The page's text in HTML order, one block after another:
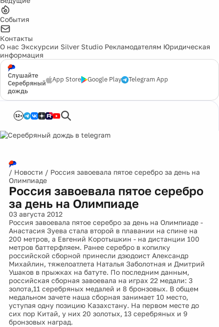
События
Контакты
О нас Экскурсии Silver Studio Рекламодателям Юридическая
информация
Слушайте
Серебряный
дождь
App Store Google Play Telegram App
12+
/ Новости / Россия завоевала пятое серебро за день на
Олимпиаде
Россия завоевала пятое серебро
за день на Олимпиаде
03 августа 2012
Россия завоевала пятое серебро за день на Олимпиаде -
Анастасия Зуева стала второй в плавании на спине на
200 метров, а Евгений Коротышкин - на дистанции 100
метров баттерфляем. Ранее серебро в копилку
российской сборной принесли дзюдоист Александр
Михайлин, тяжелоатлета Наталья Заболотная и Дмитрий
Ушаков в прыжках на батуте. По последним данным,
российская сборная завоевала на играх 22 медали: 3
золота,11 серебряных медалей и 8 бронзовых. В общем
медальном зачете наша сборная занимает 10 место,
уступая одну позицию Казахстану. На первом месте до
сих пор Китай, у них 20 золотых, 13 серебряных и 9
бронзовых наград.